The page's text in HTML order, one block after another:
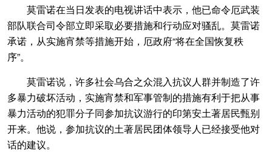
莫雷诺在当日发表的电视讲话中表示，他已命令厄武装
部队联合司令部立即采取必要措施和行动应对骚乱。莫雷诺
承诺，从实施宵禁等措施开始，厄政府“将在全国恢复秩
序”。
莫雷诺说，许多社会乌合之众混入抗议人群并制造了许
多暴力破坏活动，实施宵禁和军事管制的措施有利于把从事
暴力活动的犯罪分子同参加抗议游行的印第安土著居民甄别
开来。他说，参加抗议的土著居民团体领导人已经接受他对
话的建议。